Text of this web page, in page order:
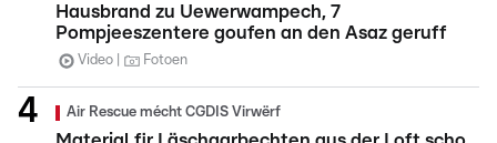
Hausbrand zu Uewerwampech, 7
Pompjeeszentere goufen an den Asaz geruff
Video Fotoen
Air Rescue mécht CGDIS Virwërf